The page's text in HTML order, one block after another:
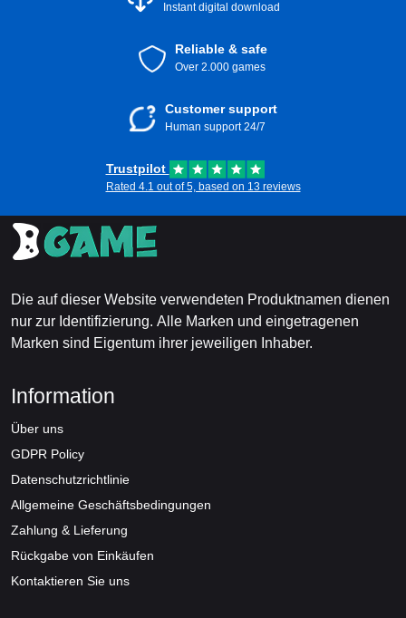
Instant digital download
Reliable & safe
Over 2.000 games
Customer support
Human support 24/7
Trustpilot
Rated 4.1 out of 5, based on 13 reviews
Die auf dieser Website verwendeten Produktnamen dienen
nur zur Identifizierung. Alle Marken und eingetragenen
Marken sind Eigentum ihrer jeweiligen Inhaber.
Information
Über uns
GDPR Policy
Datenschutzrichtlinie
Allgemeine Geschäftsbedingungen
Zahlung & Lieferung
Rückgabe von Einkäufen
Kontaktieren Sie uns